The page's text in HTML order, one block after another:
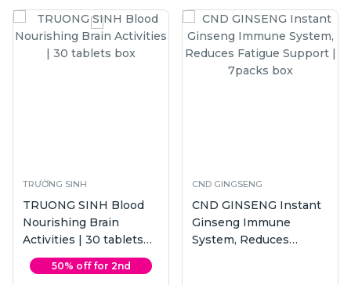
TRƯỜNG SINH
TRUONG SINH Blood
Nourishing Brain
Activities | 30 tablets
box
50% off for 2nd
CND GINGSENG
CND GINSENG Instant
Ginseng Immune
System, Reduces